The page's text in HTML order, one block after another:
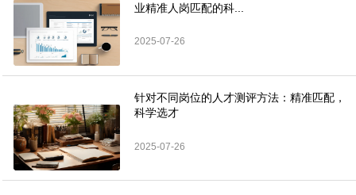
业精准人岗匹配的科...
2025-07-26
针对不同岗位的人才测评方法：精准匹配，
科学选才
2025-07-26